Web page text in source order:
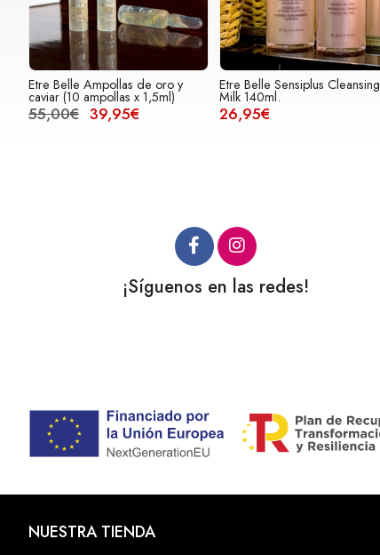
Etre Belle Ampollas de oro y
caviar (10 ampollas x 1,5ml)
55,00€ 39,95€
Etre Belle Sensiplus Cleansing
Milk 140ml.
26,95€
¡Síguenos en las redes!
NUESTRA TIENDA